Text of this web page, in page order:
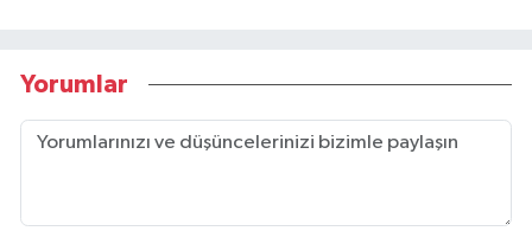
Yorumlar